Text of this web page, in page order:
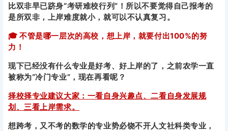
比双非早已跻身“考研难校行列”！所以不要觉得自己报考的
是所双非，上岸难度就小，就可以不认真复习。
🎓 不管是哪一层次的高校，想上岸，就要付出100%的努
力！
现下已经没有什么专业是好考、好上岸的了，之前农学一直
被称为“冷门专业”，现在再看呢？
择校择专业建议大家：一看自身兴趣点、二看自身发展规
划、三看上岸需求。
想跨考，又不考的数学的专业势必饶不开人文社科类专业，